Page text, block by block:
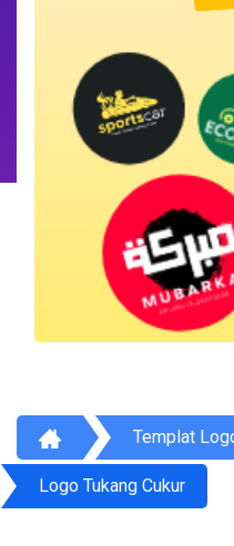
Templat
Logo Tukang Cukur